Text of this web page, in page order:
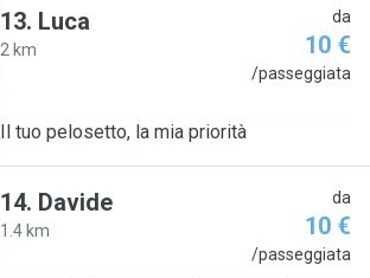
13. Luca
2 km
da
10 €
/passeggiata
Il tuo pelosetto, la mia priorità
14. Davide
1.4 km
da
10 €
/passeggiata